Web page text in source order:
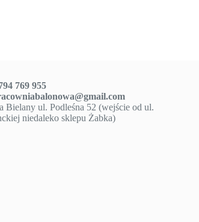
769 955
Bielany ul. Podleśna 52 (wejście od ul.
niedaleko sklepu Żabka)